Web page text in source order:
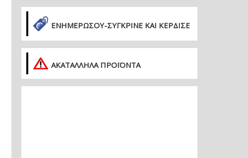
ΕΝΗΜΕΡΏΣΟΥ-ΣΎΓΚΡΙΝΕ ΚΑΙ ΚΈΡΔΙΣΕ
ΑΚΑΤΑΛΛΗΛΑ ΠΡΟΪΟΝΤΑ